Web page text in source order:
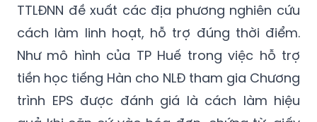
TTLĐNN đề xuất các địa phương nghiên cứu
cách làm linh hoạt, hỗ trợ đúng thời điểm.
Như mô hình của TP Huế trong việc hỗ trợ
tiền học tiếng Hàn cho NLĐ tham gia Chương
trình EPS được đánh giá là cách làm hiệu